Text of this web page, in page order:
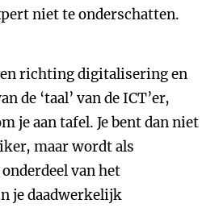
niet te onderschatten.
richting digitalisering en
de ‘taal’ van de ICT’er,
je aan tafel. Je bent dan niet
maar wordt als
van het
je daadwerkelijk